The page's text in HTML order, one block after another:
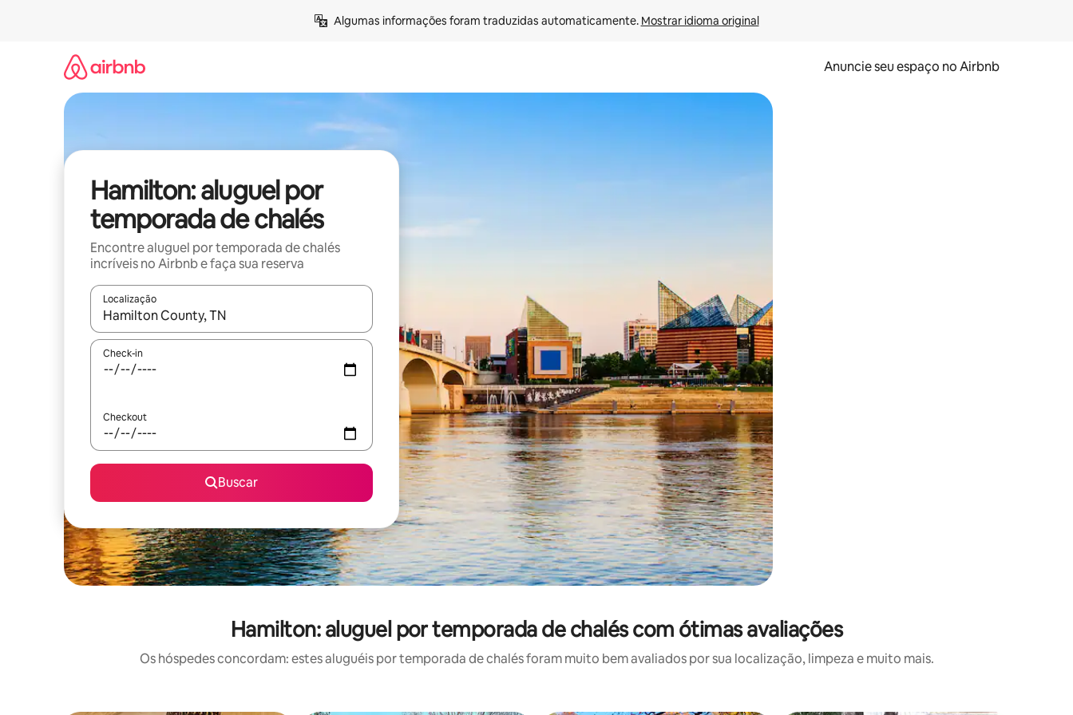
Algumas informações foram traduzidas automaticamente. Mostrar idioma original
Anuncie seu espaço no Airbnb
Hamilton: aluguel por
temporada de chalés
Encontre aluguel por temporada de chalés
incríveis no Airbnb e faça sua reserva
Localização
Quando os resultados estiverem disponíveis, explore-os usando as seta para cima e para baixo do teclado ou tocando e deslizando o dedo na tela.
Check-in
Checkout
Buscar
Hamilton: aluguel por temporada de chalés com ótimas avaliações
Os hóspedes concordam: estes aluguéis por temporada de chalés foram muito bem avaliados por sua localização, limpeza e muito mais.